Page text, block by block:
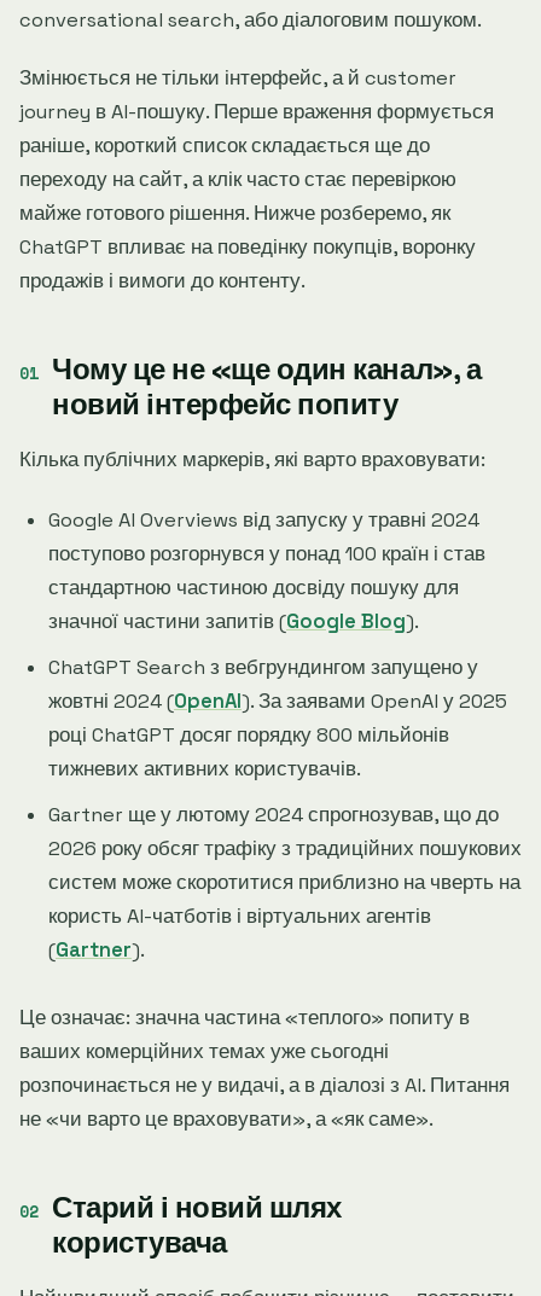
conversational search, або діалоговим пошуком.
Змінюється не тільки інтерфейс, а й customer
journey в AI-пошуку. Перше враження формується
раніше, короткий список складається ще до
переходу на сайт, а клік часто стає перевіркою
майже готового рішення. Нижче розберемо, як
ChatGPT впливає на поведінку покупців, воронку
продажів і вимоги до контенту.
Чому це не «ще один канал», а
новий інтерфейс попиту
Кілька публічних маркерів, які варто враховувати:
Google AI Overviews від запуску у травні 2024
поступово розгорнувся у понад 100 країн і став
стандартною частиною досвіду пошуку для
значної частини запитів (Google Blog).
ChatGPT Search з вебгрундингом запущено у
жовтні 2024 (OpenAI). За заявами OpenAI у 2025
році ChatGPT досяг порядку 800 мільйонів
тижневих активних користувачів.
Gartner ще у лютому 2024 спрогнозував, що до
2026 року обсяг трафіку з традиційних пошукових
систем може скоротитися приблизно на чверть на
користь AI-чатботів і віртуальних агентів
(Gartner).
Це означає: значна частина «теплого» попиту в
ваших комерційних темах уже сьогодні
розпочинається не у видачі, а в діалозі з AI. Питання
не «чи варто це враховувати», а «як саме».
Старий і новий шлях
користувача